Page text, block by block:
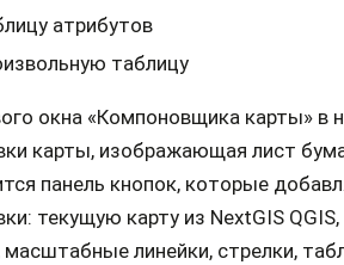
атрибутов
таблицу
окна «Компоновщика карты» в
карты, изображающая лист
панель кнопок, которые
текущую карту из NextGIS QGIS,
масштабные линейки, стрелки,